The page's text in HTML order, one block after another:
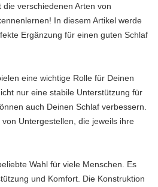
verschiedenen Arten von
In diesem Artikel werde
Ergänzung für einen guten Schlaf
eine wichtige Rolle für Deinen
nur eine stabile Unterstützung für
auch Deinen Schlaf verbessern.
Untergestellen, die jeweils ihre
Wahl für viele Menschen. Es
und Komfort. Die Konstruktion